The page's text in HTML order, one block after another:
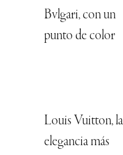
Bvlgari, con un
punto de color
Louis Vuitton, la
elegancia más